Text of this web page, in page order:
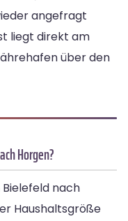
angefragt
liegt direkt am
über den
Horgen?
Bielefeld nach
Haushaltsgröße